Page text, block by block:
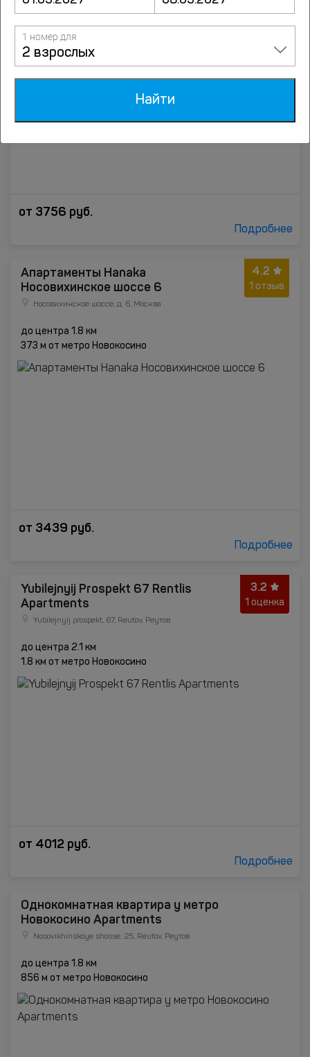
до центра 0.6 км
от 3756 руб.
Подробнее
4.2
1 отзыв
Апартаменты Hanaka
Носовихинское шоссе 6
Носовихинское шоссе, д. 6, Москва
до центра 1.8 км
373 м от метро Новокосино
от 3439 руб.
Подробнее
3.2
1 оценка
Yubilejnyij Prospekt 67 Rentlis
Apartments
Yubilejnyij prospekt, 67, Reutov, Реутов
до центра 2.1 км
1.8 км от метро Новокосино
от 4012 руб.
Подробнее
Однокомнатная квартира у метро
Новокосино Apartments
Nosovikhinskoye shosse, 25, Reutov, Реутов
до центра 1.8 км
856 м от метро Новокосино
1 номер для
2 взрослых
Найти